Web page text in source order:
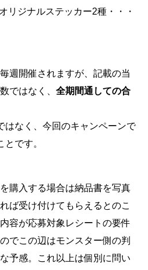
ジナルステッカー2種・・・
週開催されますが、記載の当
ではなく、 全期間通しての合
はなく、今回のキャンペーンで
です。
購入する場合は納品書を写真
ば受け付けてもらえるとのこ
容が応募対象レシートの要件
でこの辺はモンスター側の判
予感。これ以上は個別に問い